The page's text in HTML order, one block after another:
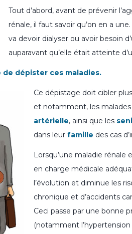
Tout d’abord, avant de prévenir
rénale, il faut savoir qu’on en a
va devoir dialyser ou avoir besoin
auparavant qu’elle était atteinte
de dépister ces maladies.
Ce dépistage doit cibler
et notamment, les
artérielle, ainsi que les
dans leur famille des cas
Lorsqu’une maladie
en charge médicale
l’évolution et diminue les
chronique et d’accidents
Ceci passe par une bonne
(notamment